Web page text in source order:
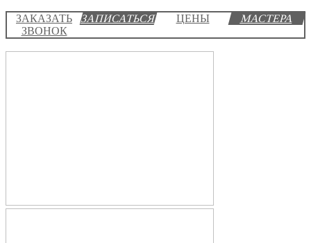
ЗАКАЗАТЬ
ЗВОНОК
ЗАПИСАТЬСЯ ЦЕНЫ МАСТЕРА